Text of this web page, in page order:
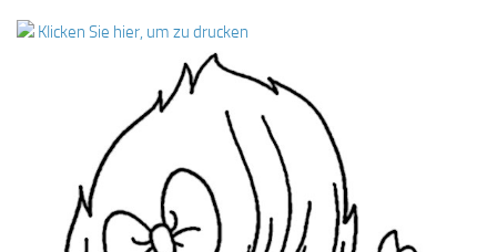
Klicken Sie hier, um zu drucken